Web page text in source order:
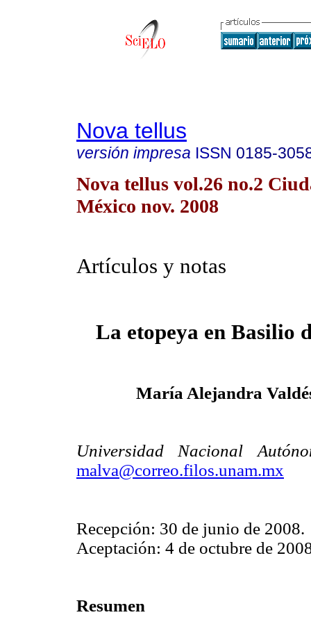
Nova tellus
versión impresa ISSN 0185-
Nova tellus vol.26 no.2
México nov. 2008
Artículos y notas
La etopeya en Basilio
María Alejandra
Universidad Nacional
malva@correo.filos.unam.mx
Recepción: 30 de junio de 2008.
Aceptación: 4 de octubre de
Resumen